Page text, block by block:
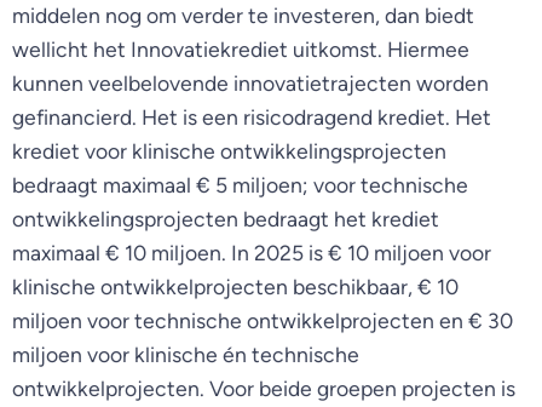
middelen nog om verder te investeren, dan biedt
wellicht het Innovatiekrediet uitkomst. Hiermee
kunnen veelbelovende innovatietrajecten worden
gefinancierd. Het is een risicodragend krediet. Het
krediet voor klinische ontwikkelingsprojecten
bedraagt maximaal € 5 miljoen; voor technische
ontwikkelingsprojecten bedraagt het krediet
maximaal € 10 miljoen. In 2025 is € 10 miljoen voor
klinische ontwikkelprojecten beschikbaar, € 10
miljoen voor technische ontwikkelprojecten en € 30
miljoen voor klinische én technische
ontwikkelprojecten. Voor beide groepen projecten is